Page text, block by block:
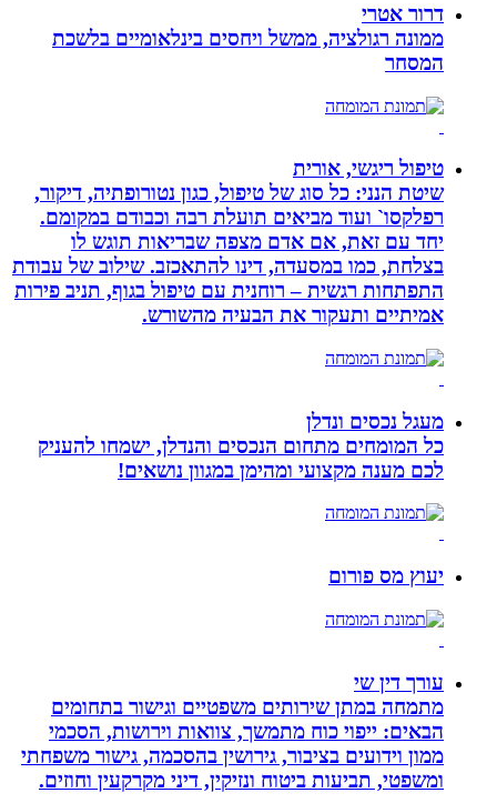
דרור אטרי
ממונה רגולציה, ממשל ויחסים בינלאומיים בלשכת
המסחר
טיפול ריגשי, אורית
שיטת הנני: כל סוג של טיפול, כגון נטורופתיה, דיקור,
רפלקסו` ועוד מביאים תועלת רבה וכבודם במקומם.
יחד עם זאת, אם אדם מצפה שבריאות תוגש לו
בצלחת, כמו במסעדה, דינו להתאכזב. שילוב של עבודת
התפתחות רגשית – רוחנית עם טיפול בגוף, תניב פירות
אמיתיים ותעקור את הבעיה מהשורש.
מעגל נכסים ונדלן
כל המומחים מתחום הנכסים והנדלן, ישמחו להעניק
לכם מענה מקצועי ומהימן במגוון נושאים!
יעוץ מס פורום
עורך דין שי
מתמחה במתן שירותים משפטיים וגישור בתחומים
הבאים: ייפוי כוח מתמשך, צוואות וירושות, הסכמי
ממון וידועים בציבור, גירושין בהסכמה, גישור משפחתי
ומשפטי, תביעות ביטוח ונזיקין, דיני מקרקעין וחוזים.